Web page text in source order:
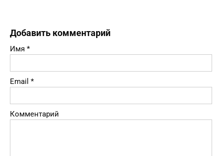
Добавить комментарий
Имя *
Email *
Комментарий